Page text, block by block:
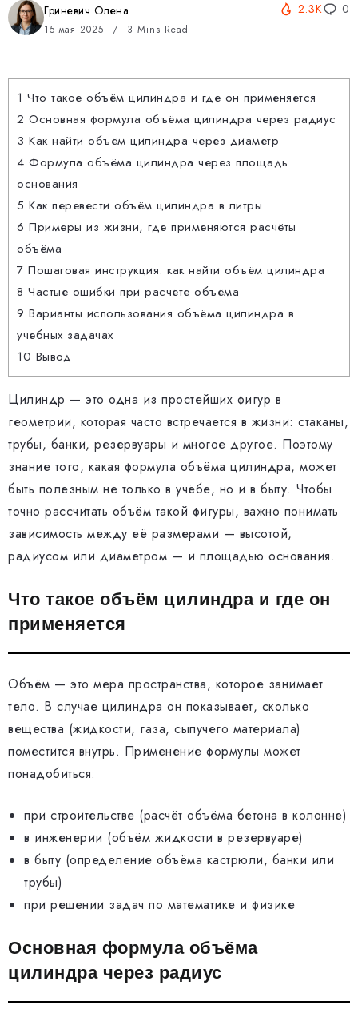
Гриневич Олена
15 мая 2025 3 Mins Read
2.3K 0
1 Что такое объём цилиндра и где он применяется
2 Основная формула объёма цилиндра через радиус
3 Как найти объём цилиндра через диаметр
4 Формула объёма цилиндра через площадь
основания
5 Как перевести объём цилиндра в литры
6 Примеры из жизни, где применяются расчёты
объёма
7 Пошаговая инструкция: как найти объём цилиндра
8 Частые ошибки при расчёте объёма
9 Варианты использования объёма цилиндра в
учебных задачах
10 Вывод
Цилиндр — это одна из простейших фигур в
геометрии, которая часто встречается в жизни: стаканы,
трубы, банки, резервуары и многое другое. Поэтому
знание того, какая формула объёма цилиндра, может
быть полезным не только в учёбе, но и в быту. Чтобы
точно рассчитать объём такой фигуры, важно понимать
зависимость между её размерами — высотой,
радиусом или диаметром — и площадью основания.
Что такое объём цилиндра и где он
применяется
Объём — это мера пространства, которое занимает
тело. В случае цилиндра он показывает, сколько
вещества (жидкости, газа, сыпучего материала)
поместится внутрь. Применение формулы может
понадобиться:
при строительстве (расчёт объёма бетона в колонне)
в инженерии (объём жидкости в резервуаре)
в быту (определение объёма кастрюли, банки или
трубы)
при решении задач по математике и физике
Основная формула объёма
цилиндра через радиус